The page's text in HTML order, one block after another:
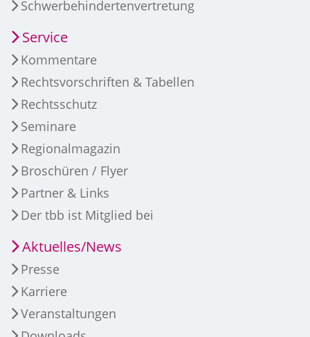
Schwerbehindertenvertretung
Service
Kommentare
Rechtsvorschriften & Tabellen
Rechtsschutz
Seminare
Regionalmagazin
Broschüren / Flyer
Partner & Links
Der tbb ist Mitglied bei
Aktuelles/News
Presse
Karriere
Veranstaltungen